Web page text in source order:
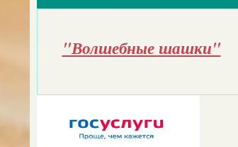
"Волшебные шашки"